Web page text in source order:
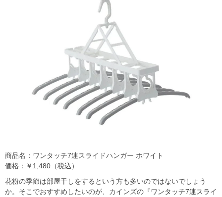
商品名：ワンタッチ7連スライドハンガー ホワイト
価格：￥1,480（税込）
花粉の季節は部屋干しをするという方も多いのではないでしょう
か。そこでおすすめしたいのが、カインズの『ワンタッチ7連スライ